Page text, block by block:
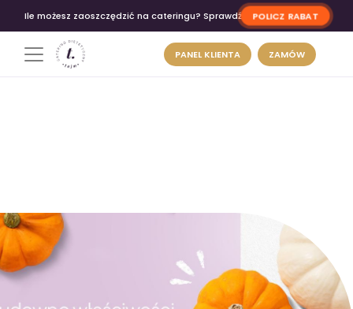
Ile możesz zaoszczędzić na cateringu? Sprawdź POLICZ RABAT
PANEL KLIENTA ZAMÓW